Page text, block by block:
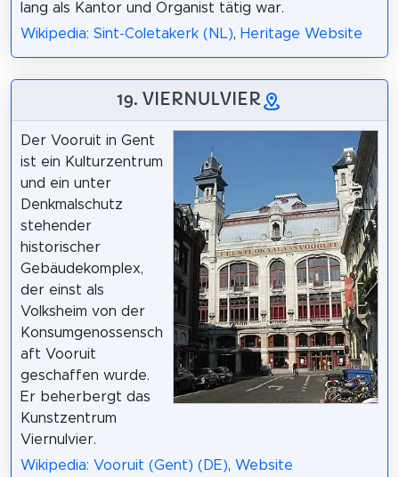
lang als Kantor und Organist tätig war.
Wikipedia: Sint-Coletakerk (NL), Heritage Website
19. VIERNULVIER
Der Vooruit in Gent
ist ein Kulturzentrum
und ein unter
Denkmalschutz
stehender
historischer
Gebäudekomplex,
der einst als
Volksheim von der
Konsumgenossensch
aft Vooruit
geschaffen wurde.
Er beherbergt das
Kunstzentrum
Viernulvier.
Wikipedia: Vooruit (Gent) (DE), Website